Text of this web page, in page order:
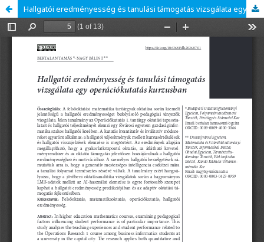
Hallgatói eredményesség és tanulási támogatás vizsgálata egy operációkutatás kurzusban